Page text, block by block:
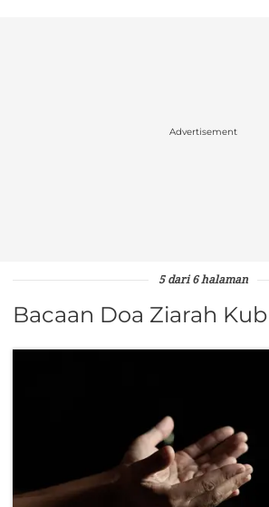
Advertisement
5 dari 6 halaman
Bacaan Doa Ziarah